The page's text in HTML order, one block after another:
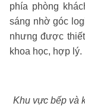
phía phòng
sáng nhờ góc
nhưng được
khoa học, hợp lý.
Khu vực bếp và